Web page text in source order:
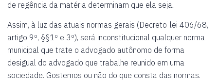
de regência da matéria determinam que ela seja.
Assim, à luz das atuais normas gerais (Decreto-lei 406/68,
artigo 9º, §§1º e 3º), será inconstitucional qualquer norma
municipal que trate o advogado autônomo de forma
desigual do advogado que trabalhe reunido em uma
sociedade. Gostemos ou não do que consta das normas.